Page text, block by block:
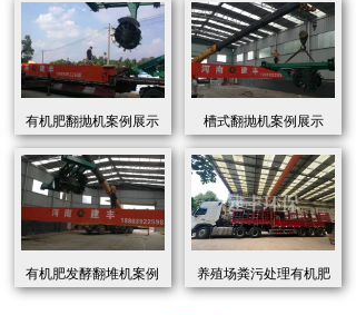
有机肥翻抛机案例展示 槽式翻抛机案例展示
有机肥发酵翻堆机案例
展示
养殖场粪污处理有机肥
发酵罐 履带式有机肥翻